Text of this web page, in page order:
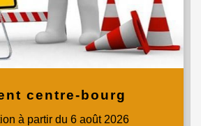
centre-bourg
à partir du 6 août 2026